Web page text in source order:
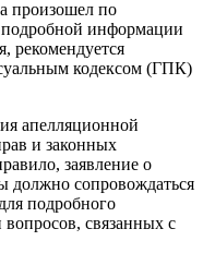
произошел по
информации
рекомендуется
кодексом (ГПК)
апелляционной
и законных
заявление о
должно сопровождаться
подробного
связанных с